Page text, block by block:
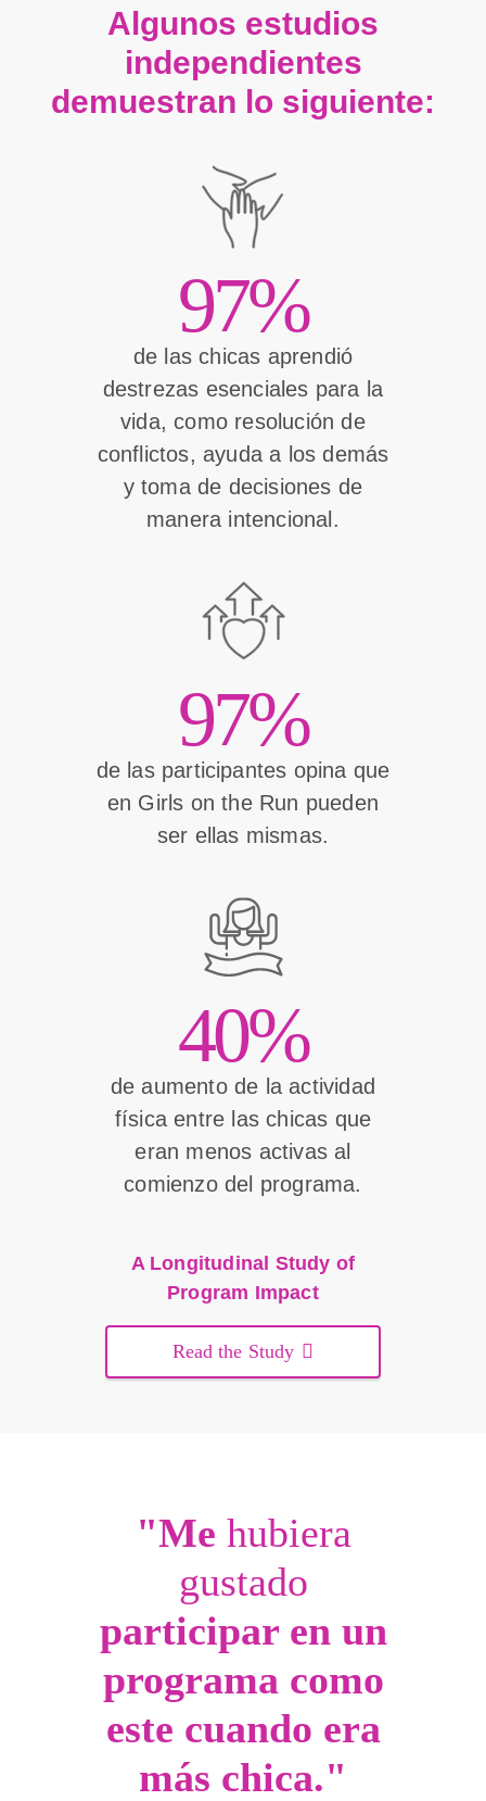
Algunos estudios
independientes
demuestran lo siguiente:
97%
de las chicas aprendió
destrezas esenciales para la
vida, como resolución de
conflictos, ayuda a los demás
y toma de decisiones de
manera intencional.
97%
de las participantes opina que
en Girls on the Run pueden
ser ellas mismas.
40%
de aumento de la actividad
física entre las chicas que
eran menos activas al
comienzo del programa.
A Longitudinal Study of
Program Impact
Read the Study
"Me hubiera
gustado
participar en un
programa como
este cuando era
más chica."